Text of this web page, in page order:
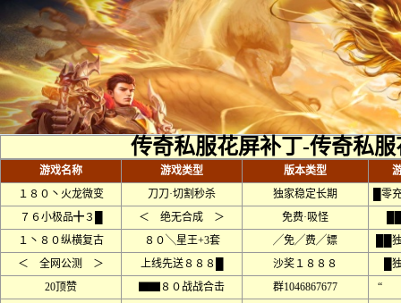
传奇私服花屏补丁-传奇私
游戏名称 游戏类型 版本类型
１８０丶火龙微变
刀刀·切割秒杀 独家稳定长期
█零
７６小极品╋３█
＜ 绝无合成 ＞ 免费·吸怪
１丶８０纵横复古
８０╲星王+3套 ╱免╱费╱嫖
██
＜ 全网公测 ＞
上线先送８８８█ 沙奖１８８８
█
20顶赞
▇▇８０战战合击 群1046867677
“